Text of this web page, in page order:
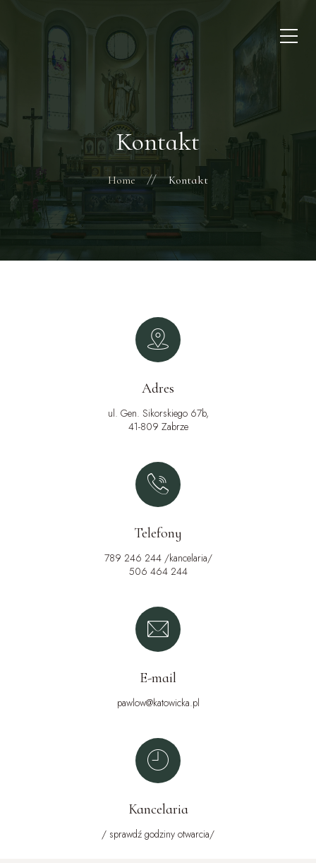
Kontakt
Home Kontakt
Adres
ul. Gen. Sikorskiego 67b,
41-809 Zabrze
Telefony
789 246 244 /kancelaria/
506 464 244
E-mail
pawlow@katowicka.pl
Kancelaria
/ sprawdź godziny otwarcia/